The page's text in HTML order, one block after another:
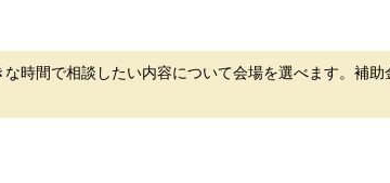
時間で相談したい内容について会場を選べます。補